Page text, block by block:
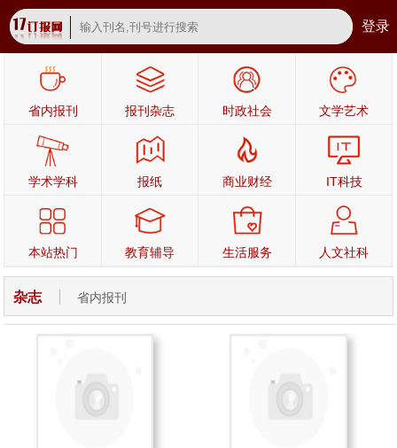
登录
省内报刊 报刊杂志 时政社会 文学艺术
学术学科 报纸 商业财经 IT科技
本站热门 教育辅导 生活服务 人文社科
杂志 省内报刊